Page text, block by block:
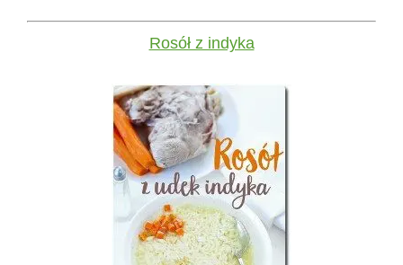
Rosół z indyka